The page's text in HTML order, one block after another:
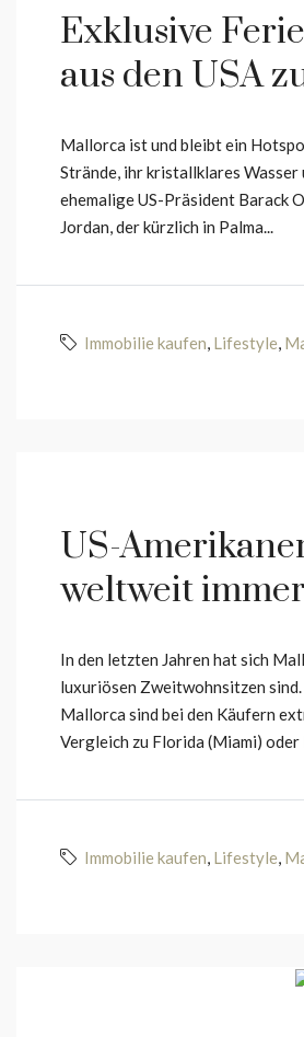
Exklusive
aus den USA
Mallorca ist und bleibt ein
Strände, ihr kristallklares
ehemalige US-Präsident Barack
Jordan, der kürzlich in Palma...
Immobilie kaufen, Lifestyle,
US-
weltweit
In den letzten Jahren hat sich
luxuriösen Zweitwohnsitzen
Mallorca sind bei den Käufern
Vergleich zu Florida (Miami)
Immobilie kaufen, Lifestyle,